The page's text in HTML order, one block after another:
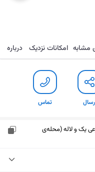
تماس مشابه امکانات نزدیک درباره
تماس
6، بین تابش فرعی یک و لاله (محله‌ی